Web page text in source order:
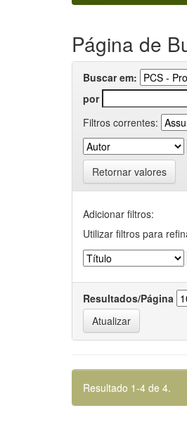
Página de
Buscar em:
por
Filtros correntes:
Retornar valores
Adicionar filtros:
Utilizar filtros para
Resultados/Página
Resultado 1-4 de 4.